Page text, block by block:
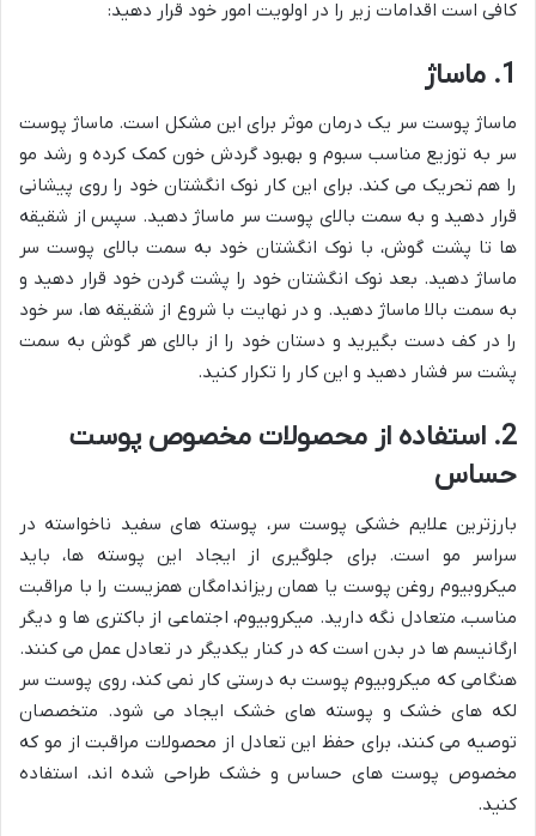
کافی است اقدامات زیر را در اولویت امور خود قرار دهید:
1. ماساژ
ماساژ پوست سر یک درمان موثر برای این مشکل است. ماساژ پوست
سر به توزیع مناسب سبوم و بهبود گردش خون کمک کرده و رشد مو
را هم تحریک می کند. برای این کار نوک انگشتان خود را روی پیشانی
قرار دهید و به سمت بالای پوست سر ماساژ دهید. سپس از شقیقه
ها تا پشت گوش، با نوک انگشتان خود به سمت بالای پوست سر
ماساژ دهید. بعد نوک انگشتان خود را پشت گردن خود قرار دهید و
به سمت بالا ماساژ دهید. و در نهایت با شروع از شقیقه ها، سر خود
را در کف دست بگیرید و دستان خود را از بالای هر گوش به سمت
پشت سر فشار دهید و این کار را تکرار کنید.
2. استفاده از محصولات مخصوص پوست
حساس
بارزترین علایم خشکی پوست سر، پوسته های سفید ناخواسته در
سراسر مو است. برای جلوگیری از ایجاد این پوسته ها، باید
میکروبیوم روغن پوست یا همان ریزاندامگان همزیست را با مراقبت
مناسب، متعادل نگه دارید. میکروبیوم، اجتماعی از باکتری ها و دیگر
ارگانیسم ها در بدن است که در کنار یکدیگر در تعادل عمل می کنند.
هنگامی که میکروبیوم پوست به درستی کار نمی کند، روی پوست سر
لکه های خشک و پوسته های خشک ایجاد می شود. متخصصان
توصیه می کنند، برای حفظ این تعادل از محصولات مراقبت از مو که
مخصوص پوست های حساس و خشک طراحی شده اند، استفاده
کنید.